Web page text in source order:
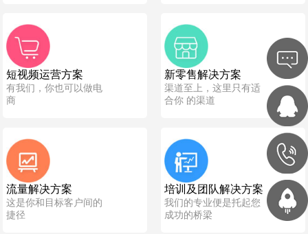
短视频运营方案
有我们，你也可以做电
商
新零售解决方案
渠道至上，这里只有适
合你 的渠道
流量解决方案
这是你和目标客户间的
捷径
培训及团队解决方案
我们的专业便是托起您
成功的桥梁